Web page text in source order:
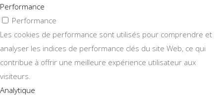
Performance
Performance
Les cookies de performance sont utilisés pour comprendre et
analyser les indices de performance clés du site Web, ce qui
contribue à offrir une meilleure expérience utilisateur aux
visiteurs.
Analytique